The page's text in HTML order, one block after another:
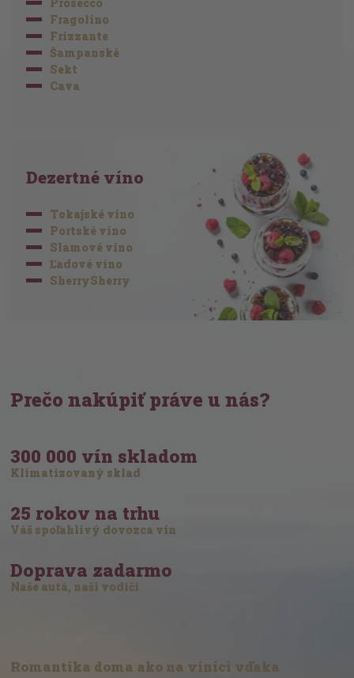
Prosecco
Fragolino
Frizzante
Šampanské
Sekt
Cava
Dezertné víno
Tokajské víno
Portské víno
Slamové víno
Ľadové víno
SherrySherry
Prečo nakúpiť práve u nás?
300 000 vín skladom
Klimatizovaný sklad
25 rokov na trhu
Váš spoľahlivý dovozca vín
Doprava zadarmo
Naše autá, naši vodiči
Romantika doma ako na vinici vďaka